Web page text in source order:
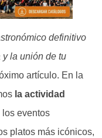
definitivo
y la unión de tu
artículo. En la
la actividad
eventos
platos más icónicos,